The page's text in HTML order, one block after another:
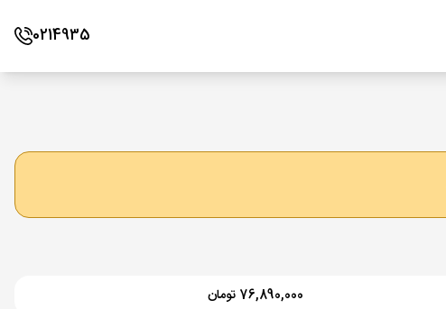
0214935
76,890,000 تومان